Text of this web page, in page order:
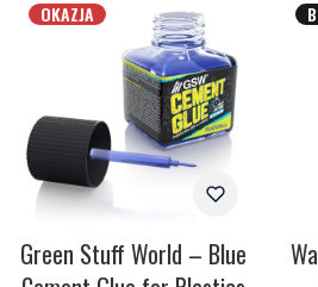
OKAZJA
Green Stuff World – Blue